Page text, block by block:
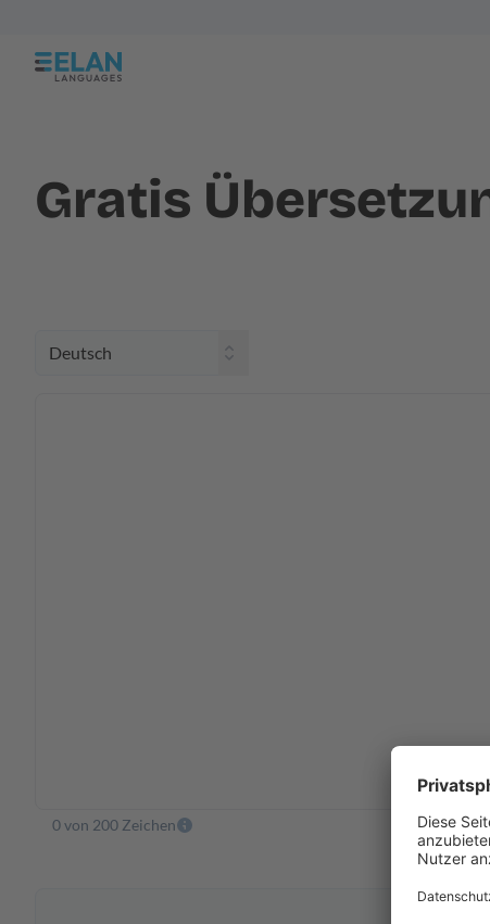
Gratis
0 von 200 Zeichen